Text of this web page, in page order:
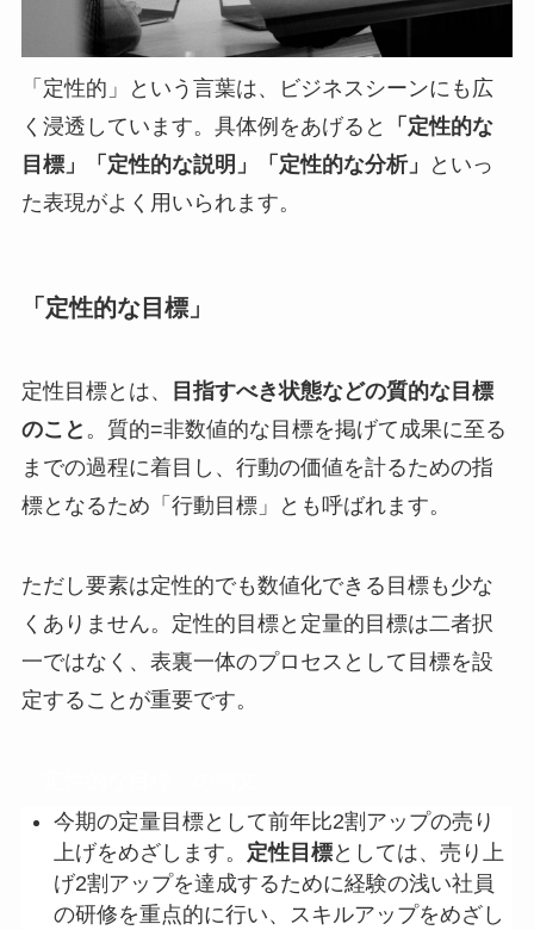
「定性的」という言葉は、ビジネスシーンにも広
く浸透しています。具体例をあげると
「定性的な
目標」「定性的な説明」「定性的な分析」
といっ
た表現がよく用いられます。
「定性的な目標」
定性目標とは、
目指すべき状態などの質的な目標
のこと 。質的=非数値的な目標を掲げて成果に至る
までの過程に着目し、行動の価値を計るための指
標となるため「行動目標」とも呼ばれます。
ただし要素は定性的でも数値化できる目標も少な
くありません。定性的目標と定量的目標は二者択
一ではなく、表裏一体のプロセスとして目標を設
定することが重要です。
今期の定量目標として前年比2割アップの売り
上げをめざします。 定性目標としては、売り上
げ2割アップを達成するために経験の浅い社員
の研修を重点的に行い、スキルアップをめざし